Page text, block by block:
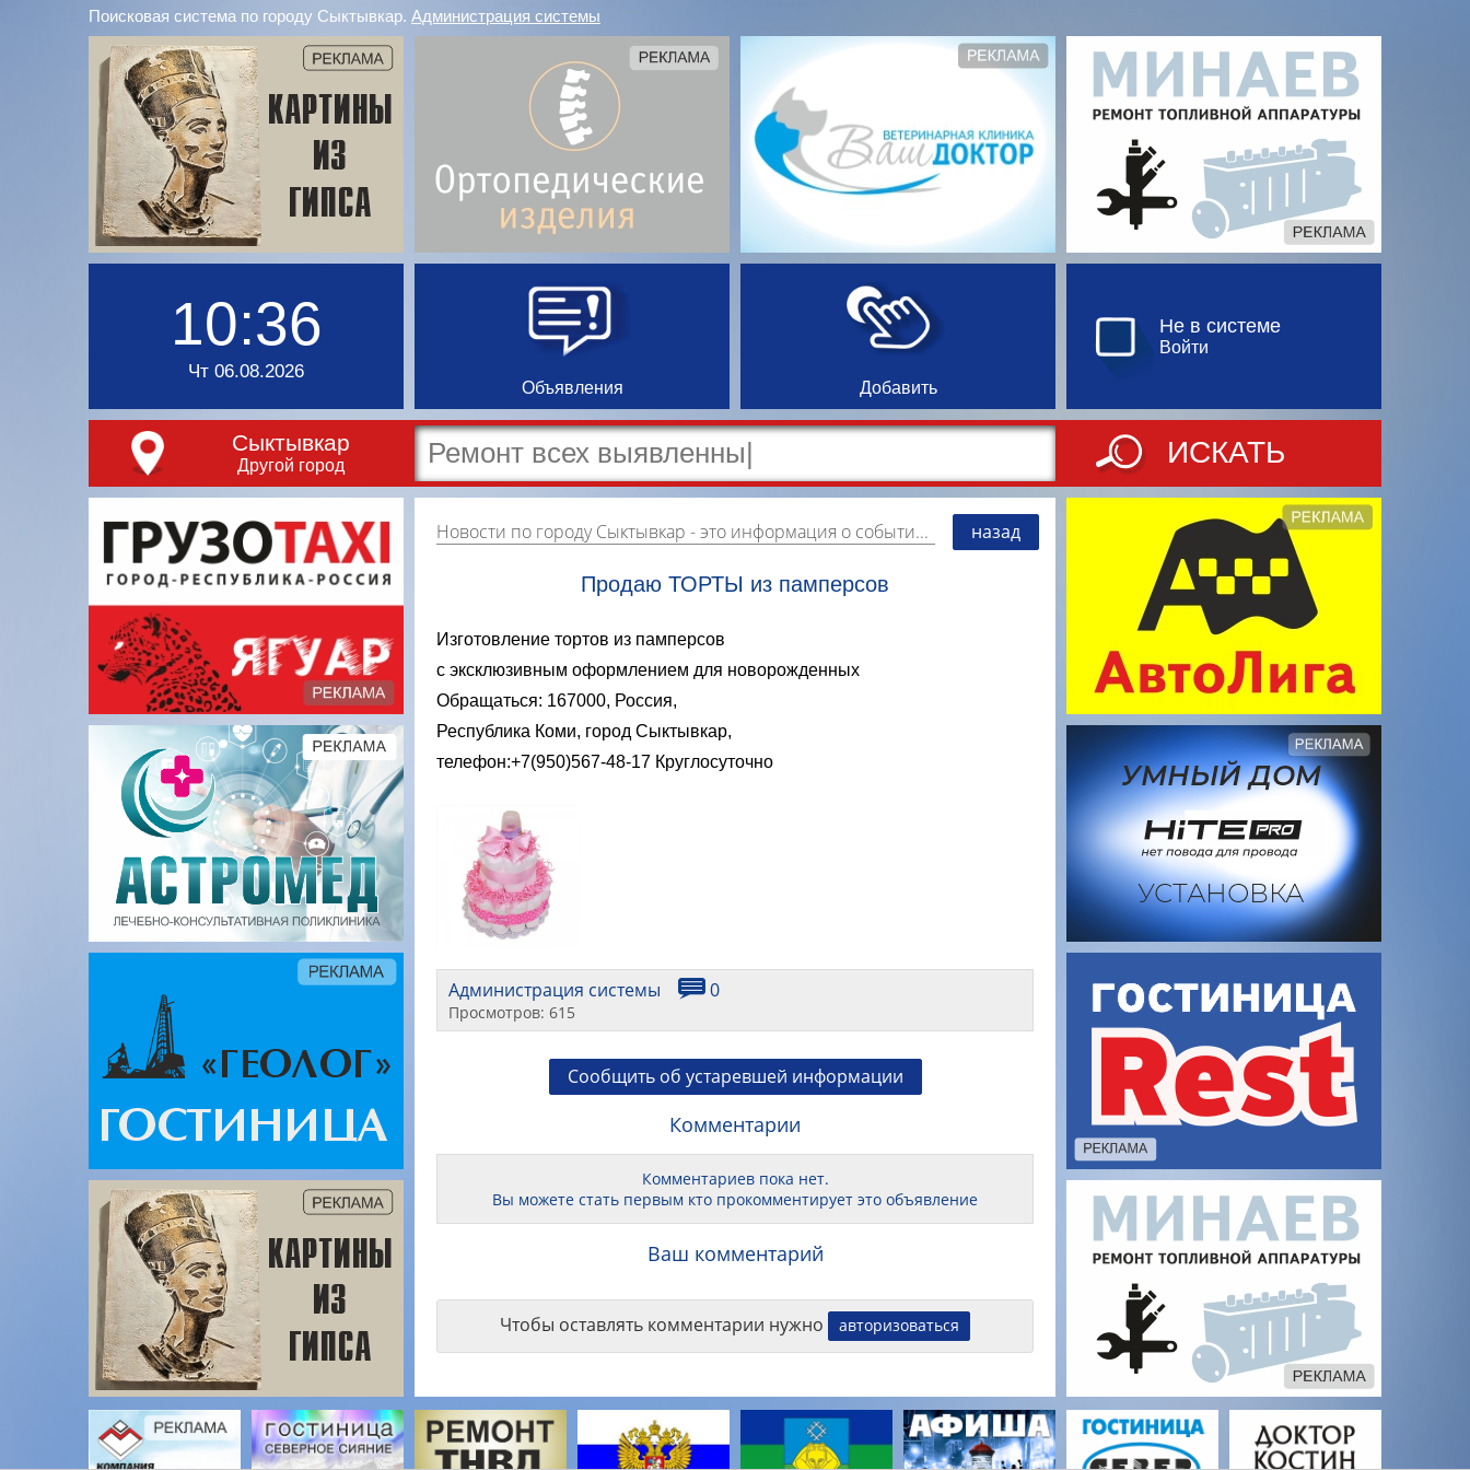
Поисковая система по городу Сыктывкар. Администрация системы
10:36
Чт 06.08.2026
Объявления Добавить
Не в системе
Войти
Сыктывкар
Другой город ИСКАТЬ
Новости по городу Сыктывкар - это информация о событиях, мероприятиях и торгово-коммерческой деятельности города. Страницу наполняют платные и бесплатные объявления, имеющие функцию "поднятия вверх списка". назад
Продаю ТОРТЫ из памперсов
Изготовление тортов из памперсов
с эксклюзивным оформлением для новорожденных
Обращаться: 167000, Россия,
Республика Коми, город Сыктывкар,
телефон:+7(950)567-48-17 Круглосуточно
Администрация системы 0
Просмотров: 615
Сообщить об устаревшей информации
Комментарии
Комментариев пока нет.
Вы можете стать первым кто прокомментирует это объявление
Ваш комментарий
Чтобы оставлять комментарии нужно авторизоваться